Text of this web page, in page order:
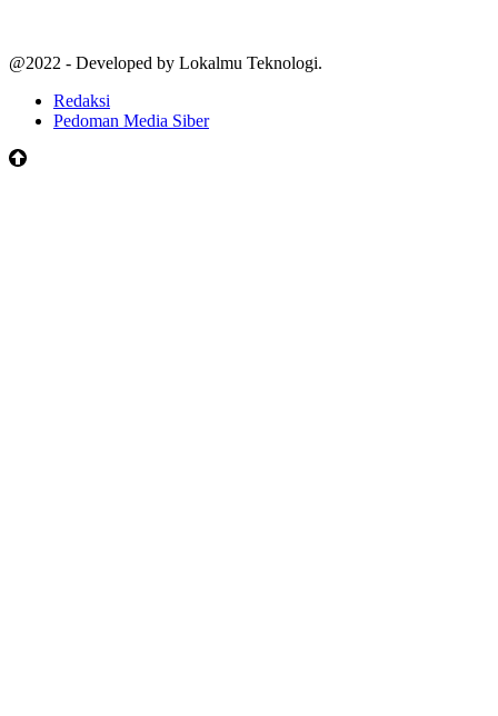
@2022 - Developed by Lokalmu Teknologi.
Redaksi
Pedoman Media Siber